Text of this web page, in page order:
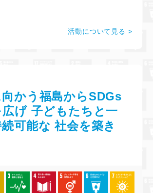
活動について見る
かう福島からSDGs
げ 子どもたちと一
可能な 社会を築き